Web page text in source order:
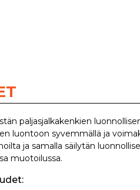
paljasjalkakenkien
luontoon syvemmällä ja
ja samalla säilytän
muotoilussa.